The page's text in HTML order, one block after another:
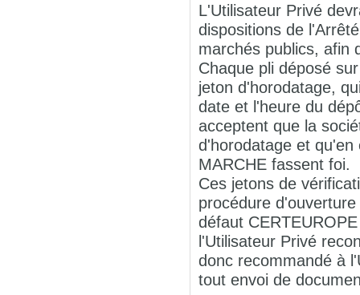
L'Utilisateur Privé
dispositions de
marchés publics, afin
Chaque pli déposé
jeton d'horodatage,
date et l'heure du
acceptent que la
d'horodatage et
MARCHE fassent foi.
Ces jetons de
procédure
défaut
l'Utilisateur Privé
donc recommandé à
tout envoi de